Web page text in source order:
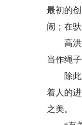
最初的
闹；在
高洪波
当作绳
除此之
着人的
之美。